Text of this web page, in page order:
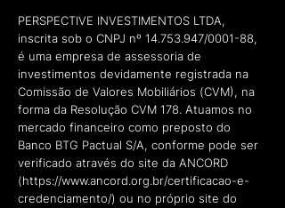
PERSPECTIVE INVESTIMENTOS LTDA,
inscrita sob o CNPJ nº 14.753.947/0001-88,
é uma empresa de assessoria de
investimentos devidamente registrada na
Comissão de Valores Mobiliários (CVM), na
forma da Resolução CVM 178. Atuamos no
mercado financeiro como preposto do
Banco BTG Pactual S/A, conforme pode ser
verificado através do site da ANCORD
(https://www.ancord.org.br/certificacao-e-
credenciamento/) ou no próprio site do